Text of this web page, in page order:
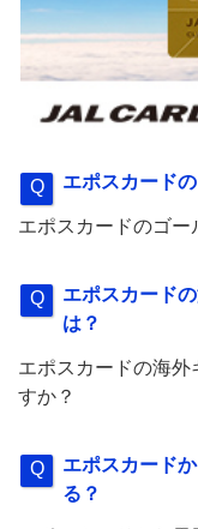
エポスカード
エポスカードのゴー
エポスカード
は？
エポスカードの海外
すか？
エポスカード
る？